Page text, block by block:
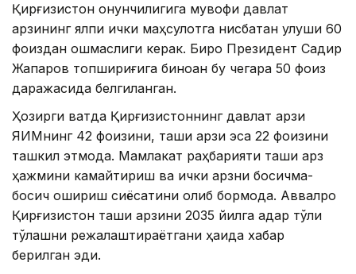
Қирғизистон қонунчилигига мувофиқ давлат
қарзининг ялпи ички маҳсулотга нисбатан улуши 60
фоиздан ошмаслиги керак. Бироқ Президент Садир
Жапаров топшириғига биноан бу чегара 50 фоиз
даражасида белгиланган.
Ҳозирги вақтда Қирғизистоннинг давлат қарзи
ЯИМнинг 42 фоизини, ташқи қарзи эса 22 фоизини
ташкил этмоқда. Мамлакат раҳбарияти ташқи қарз
ҳажмини камайтириш ва ички қарзни босқичма-
босқич ошириш сиёсатини олиб бормоқда. Аввалроқ
Қирғизистон ташқи қарзини 2035 йилга қадар тўлиқ
тўлашни режалаштираётгани ҳақида хабар
берилган эди.